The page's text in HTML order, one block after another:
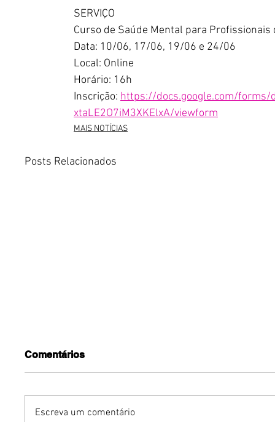
SERVIÇO
Curso de Saúde Mental para
Data: 10/06, 17/06, 19/06 e 24/06
Local: Online
Horário: 16h
Inscrição: https://docs.google.com/forms/
xtaLE2O7iM3XKElxA/viewform
MAIS NOTÍCIAS
Posts Relacionados
Comentários
Escreva um comentário